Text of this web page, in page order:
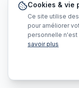
Cookies & vie
Ce site utilise
pour améliorer
personnelle
savoir plus